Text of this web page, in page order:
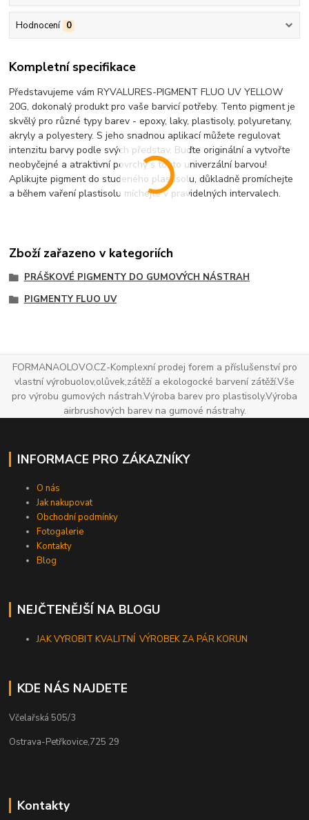
Hodnocení 0
Kompletní specifikace
Představujeme vám RYVALURES-PIGMENT FLUO UV YELLOW
20G, dokonalý produkt pro vaše barvicí potřeby. Tento pigment je
skvělý pro různé typy barev - epoxy, laky, plastisoly, polyuretany,
akryly a polyestery. S jeho snadnou aplikací můžete regulovat
intenzitu barvy podle svých představ. Buďte originální a vytvořte
neobyčejné a atraktivní povrchy s touto univerzální barvou!
Aplikujte pigment do studeného plastisolu, důkladně promíchejte
a během vaření plastisolu míchejte v pravidelných intervalech.
Zboží zařazeno v kategoriích
PRÁŠKOVÉ PIGMENTY DO GUMOVÝCH NÁSTRAH
PIGMENTY FLUO UV
FORMANAOLOVO.CZ-Komplexní prodej forem a příslušenství pro
vlastní výrobuolov,olůvek,zátěží a ekologocké barvení zátěží.Vše
pro výrobu gumových nástrah.Výroba barev pro plastisoly.Výroba
airbrushových barev na gumové nástrahy.
INFORMACE PRO ZÁKAZNÍKY
O nás
Jak nakupovat
Obchodní podmínky
Fotogalerie
Kontakty
Blog
NEJČTENĚJŠÍ NA BLOGU
JAK VYROBIT KVALITNÍ VÝROBEK ZA PÁR KORUN
KDE NÁS NAJDETE
Včelařská 505/3
Ostrava-Petřkovice,725 29
Kontakty